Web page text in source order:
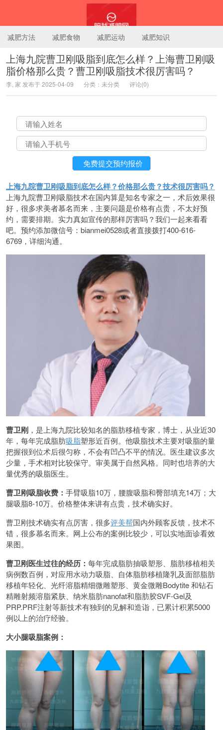
陪我减肥网
减肥方法 减肥食物 减肥运动 减肥知识
上海九院曹卫刚吸脂到底怎么样？上海曹卫刚吸
脂价格那么贵？曹卫刚吸脂技术很厉害吗？
李, 家 发布于 2025-04-09 分类：未分类 评论(0)
上海九院曹卫刚吸脂到底怎么样？价格那么贵？技术很厉害吗？
上海九院曹卫刚吸脂技术在国内算是知名专家之一，术后效果很
好，很多求美者慕名而来，主要问题是价格有点贵，不太好预
约，需要排期。实力真如宣传的那样厉害吗？我们一起来看看
吧。预约添加微信号：bianmei0528或者直接拨打400-616-
6769，详细沟通。
曹卫刚 ，是上海九院比较知名的脂肪移植专家，博士，从业近30
年，每年完成脂肪吸脂塑形近百例。他吸脂技术主要对吸脂的量
把握很到位术后很匀称，不会有凹凸不平的情况。医生建议多次
少量，手术相对比较保守。审美属于自然风格。同时也培养的大
量优秀的吸脂医生。
曹卫刚吸脂收费： 手臂吸脂10万，腰腹吸脂和臀部填充14万；大
腿吸脂8-10万。价格整体来讲有点贵，技术确实好。
曹卫刚技术确实有点厉害，很多评美帮国内外顾客反馈，技术不
错，很多慕名而来。网上公布的案例比较少，可以实地面诊看效
果图。
曹卫刚医生过往的经历： 每年完成脂肪抽吸塑形、脂肪移植相关
病例数百例，对应用水动力吸脂、自体脂肪移植隆乳及面部脂肪
移植年轻化、光纤溶脂精细微雕塑形、黄金微雕Bodytite 和钻石
精雕射频溶脂紧肤、纳米脂肪nanofat和脂肪胶SVF-Gel及
PRP.PRF注射等新技术有独到的见解和造诣，已累计积累5000
例以上的治疗经验。
大小腿吸脂案例：